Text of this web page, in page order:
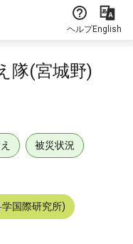
ヘルプEnglish
隊(宮城野)
被災状況
国際研究所)